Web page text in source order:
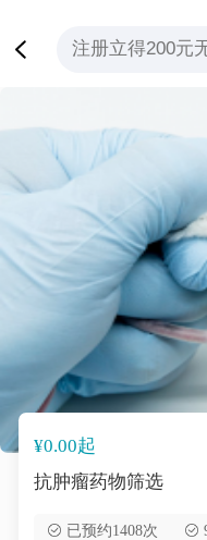
¥0.00起
抗肿瘤药物筛选
已预约1408次